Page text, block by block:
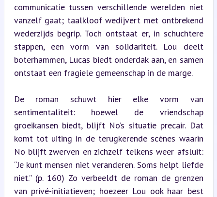
communicatie tussen verschillende werelden niet
vanzelf gaat; taalkloof wedijvert met ontbrekend
wederzijds begrip. Toch ontstaat er, in schuchtere
stappen, een vorm van solidariteit. Lou deelt
boterhammen, Lucas biedt onderdak aan, en samen
ontstaat een fragiele gemeenschap in de marge.
De roman schuwt hier elke vorm van
sentimentaliteit: hoewel de vriendschap
groeikansen biedt, blijft No’s situatie precair. Dat
komt tot uiting in de terugkerende scènes waarin
No blijft zwerven en zichzelf telkens weer afsluit:
“Je kunt mensen niet veranderen. Soms helpt liefde
niet.” (p. 160) Zo verbeeldt de roman de grenzen
van privé-initiatieven; hoezeer Lou ook haar best